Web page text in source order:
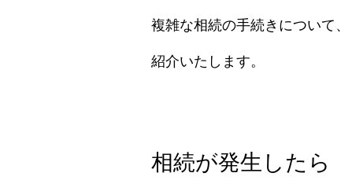
複雑な相続の手続きについ
紹介いたします。
相続が発生したら